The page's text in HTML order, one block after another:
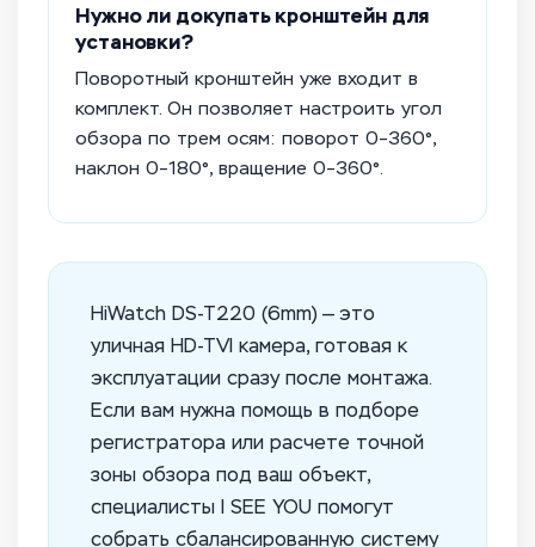
Нужно ли докупать кронштейн для
установки?
Поворотный кронштейн уже входит в
комплект. Он позволяет настроить угол
обзора по трем осям: поворот 0–360°,
наклон 0–180°, вращение 0–360°.
HiWatch DS-T220 (6mm) — это
уличная HD-TVI камера, готовая к
эксплуатации сразу после монтажа.
Если вам нужна помощь в подборе
регистратора или расчете точной
зоны обзора под ваш объект,
специалисты I SEE YOU помогут
собрать сбалансированную систему